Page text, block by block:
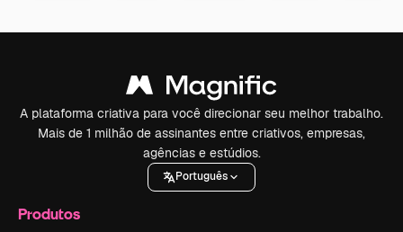
A plataforma criativa para você direcionar seu melhor trabalho.
Mais de 1 milhão de assinantes entre criativos, empresas,
agências e estúdios.
Português
Produtos